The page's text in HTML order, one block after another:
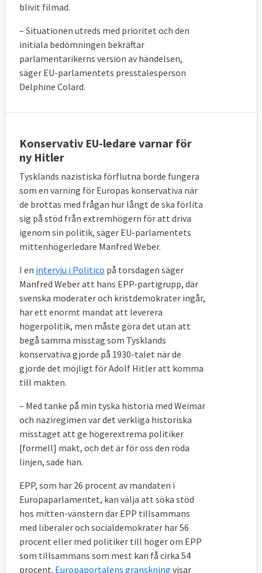
blivit filmad.
– Situationen utreds med prioritet och den
initiala bedömningen bekräftar
parlamentarikerns version av händelsen,
säger EU-parlamentets presstalesperson
Delphine Colard.
Konservativ EU-ledare varnar för
ny Hitler
Tysklands nazistiska förflutna borde fungera
som en varning för Europas konservativa när
de brottas med frågan hur långt de ska förlita
sig på stöd från extremhögern för att driva
igenom sin politik, säger EU-parlamentets
mittenhögerledare Manfred Weber.
I en intervju i Politico på torsdagen säger
Manfred Weber att hans EPP-partigrupp, där
svenska moderater och kristdemokrater ingår,
har ett enormt mandat att leverera
högerpolitik, men måste göra det utan att
begå samma misstag som Tysklands
konservativa gjorde på 1930-talet när de
gjorde det möjligt för Adolf Hitler att komma
till makten.
– Med tanke på min tyska historia med Weimar
och naziregimen var det verkliga historiska
misstaget att ge högerextrema politiker
[formell] makt, och det är för oss den röda
linjen, sade han.
EPP, som har 26 procent av mandaten i
Europaparlamentet, kan välja att söka stöd
hos mitten-vänstern där EPP tillsammans
med liberaler och socialdemokrater har 56
procent eller med politiker till höger om EPP
som tillsammans som mest kan få cirka 54
procent. Europaportalens granskning visar